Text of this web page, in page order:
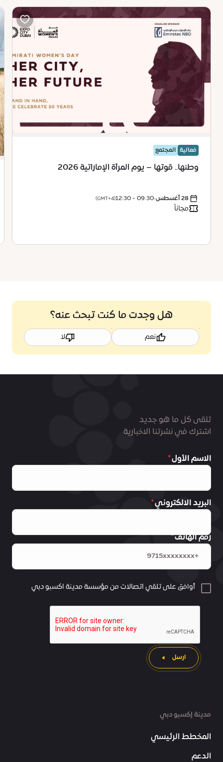
فعالية المجتمع
وطنها.. قوتها – يوم المرأة الإماراتية 2026
28 أغسطس •
09:30 - 12:30
(GMT+4)
مجاناً
هل وجدت ما كنت تبحث عنه؟
نعم لا
مدينة إكسبو دبي
المخطط الرئيسي
الدعم
تلقى كل ما هو جديد
اشترك في نشرتنا الاخبارية
الاسم الأول
البريد الالكتروني
رقم الهاتف
أوافق على تلقي اتصالات من مؤسسة مدينة اكسبو دبي
ارسل